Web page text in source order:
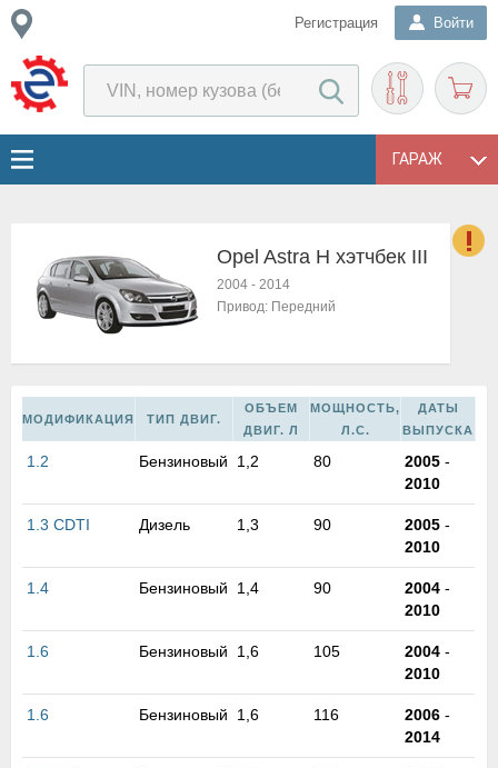
Регистрация Войти
ГАРАЖ
Opel Astra H хэтчбек III
2004 - 2014
Привод: Передний
МОДИФИКАЦИЯ ТИП ДВИГ.
ОБЪЕМ
ДВИГ. Л
МОЩНОСТЬ,
Л.С.
ДАТЫ
ВЫПУСКА
1.2 Бензиновый 1,2 80 2005 -
2010
1.3 CDTI Дизель 1,3 90 2005 -
2010
1.4 Бензиновый 1,4 90 2004 -
2010
1.6 Бензиновый 1,6 105 2004 -
2010
1.6 Бензиновый 1,6 116 2006 -
2014